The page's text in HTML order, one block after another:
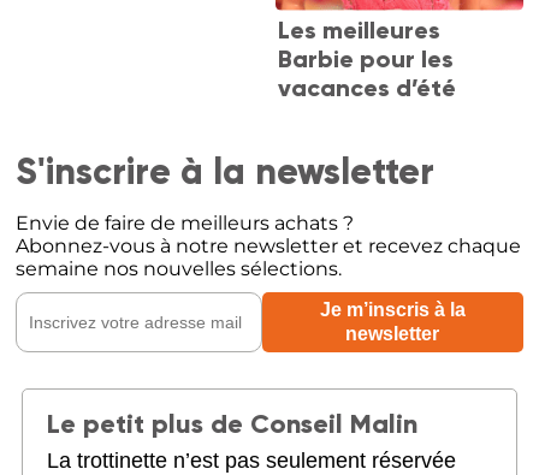
Les meilleures
Barbie pour les
vacances d’été
S'inscrire à la newsletter
Envie de faire de meilleurs achats ?
Abonnez-vous à notre newsletter et recevez chaque
semaine nos nouvelles sélections.
Le petit plus de Conseil Malin
La trottinette n’est pas seulement réservée